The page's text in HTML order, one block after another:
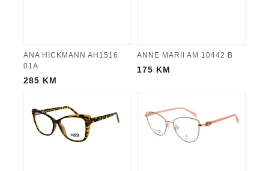
ANA HICKMANN AH1516
01A
285 KM
ANNE MARII AM 10442 B
175 KM